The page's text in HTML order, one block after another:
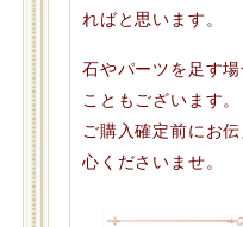
ればと思います。
石やパーツを足す
こともございます。
ご購入確定前にお
心くださいませ。